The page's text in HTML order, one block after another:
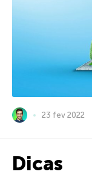
23 fev 2022
Dicas